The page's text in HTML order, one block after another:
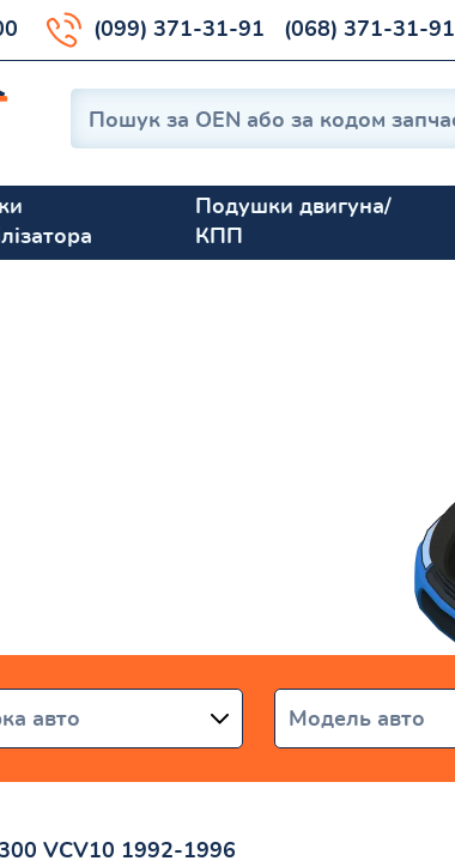
(099) 371-31-91 (068) 371-31-91
Подушки двигуна/
КПП
авто Модель авто
VCV10 1992-1996